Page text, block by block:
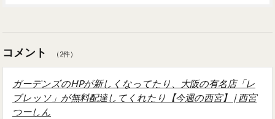
コメント （2件）
ガーデンズのHPが新しくなってたり、大阪の有名店「レ
ブレッソ」が無料配達してくれたり【今週の西宮】 | 西宮
つーしん